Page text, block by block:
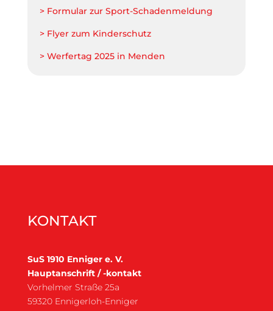
> Formular zur Sport-Schadenmeldung
> Flyer zum Kinderschutz
> Werfertag 2025 in Menden
KONTAKT
SuS 1910 Enniger e. V.
Hauptanschrift / -kontakt
Vorhelmer Straße 25a
59320 Ennigerloh-Enniger